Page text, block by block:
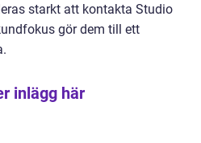
starkt att kontakta Studio
gör dem till ett
inlägg här